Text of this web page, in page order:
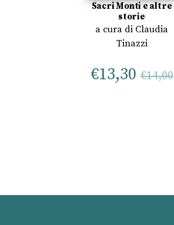
Sacri Monti e altre
storie
a cura di Claudia
Tinazzi
€13,30 €14,00